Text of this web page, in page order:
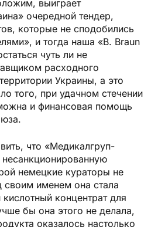
вы­играет
очередной тендер,
которые не сподобились
и тогда наша «B. Braun
чуть ли не
расходного
Украины, а это
того, при удачном стечении
и финансовая помощь
что «Медикалгруп-
немецкие кураторы не
своим именем она стала
концентрат для
бы она этого не делала,
оказалось настолько